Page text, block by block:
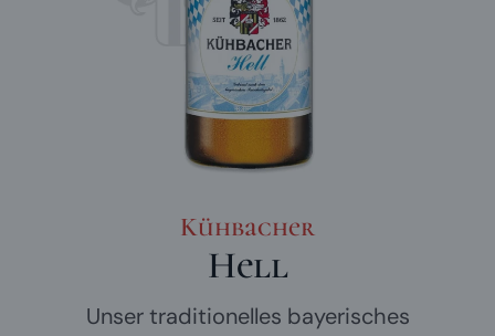
Kühbacher
Hell
Unser traditionelles bayerisches